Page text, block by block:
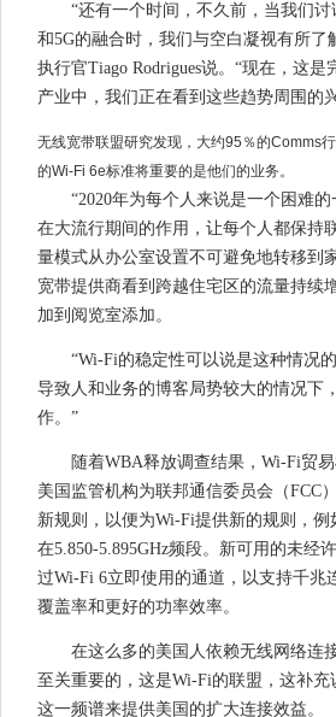
“还有一个时间，不久前，当我们
和5G的融合时，我们与空白凝视有所了
执行官Tiago Rodrigues说。“现在，这是
产业中，我们正在看到这些趋势周围的
无线宽带联盟研究发现，大约95％的Comms
的Wi-Fi 6e标准将重要的是他们的业务。
“2020年为每个人来说是一个困难
在大流行期间的作用，让每个人都保持
量模式从办公室设置不可避免地转移到
宽带提供商看到跨越住宅区的流量持续
加到阅览室添加。
“Wi-Fi的稳定性可以说是这种情况
导致人和业务的博客局势较大的情况下
作。”
随着WBA释放调查结果，Wi-Fi贸
美国监管机构为联邦通信委员会（FCC
新规则，以便为Wi-Fi提供新的规则，例
在5.850-5.895GHz频段。新可用的未经
过Wi-Fi 6立即使用的通道，以支持千兆
覆盖率和更好的功率效率。
在这么多的美国人依赖无线网络连
至关重要的，这是Wi-Fi的联盟，这补充
这一频谱来提供美国的扩大连接效益。